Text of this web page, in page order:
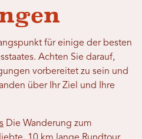
für einige der besten
Achten Sie darauf,
vorbereitet zu sein und
über Ihr Ziel und Ihre
Die Wanderung zum